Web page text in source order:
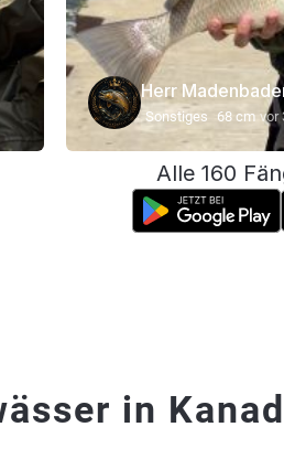
Herr
Sonstiges 68 cm vor
Alle 160
in